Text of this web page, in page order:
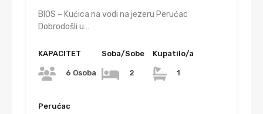
BIOS – Kućica na vodi na jezeru Perućac
Dobrodošli u…
KAPACITET
6 Osoba
Soba/Sobe
2
Kupatilo/a
1
Perućac